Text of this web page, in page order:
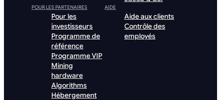
POUR LES PARTENAIRES
Pour les
investisseurs
Programme de
référence
Programme VIP
Mining
hardware
Algorithms
Hébergement
AIDE
Aide aux clients
Contrôle des
employés